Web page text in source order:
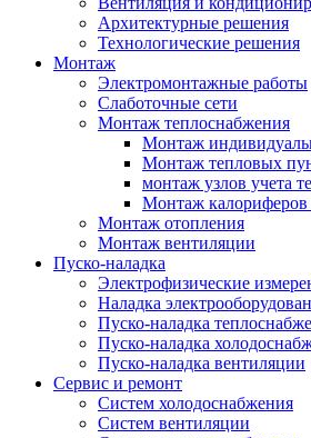
Архитектурные решения
Технологические решения
Монтаж
Электромонтажные работы
Слаботочные сети
Монтаж теплоснабжения
Монтаж
Монтаж тепловых
монтаж узлов учета
Монтаж калориферов
Монтаж отопления
Монтаж вентиляции
Пуско-наладка
Электрофизические
Наладка
Пуско-наладка
Пуско-наладка
Пуско-наладка вентиляции
Сервис и ремонт
Систем холодоснабжения
Систем вентиляции